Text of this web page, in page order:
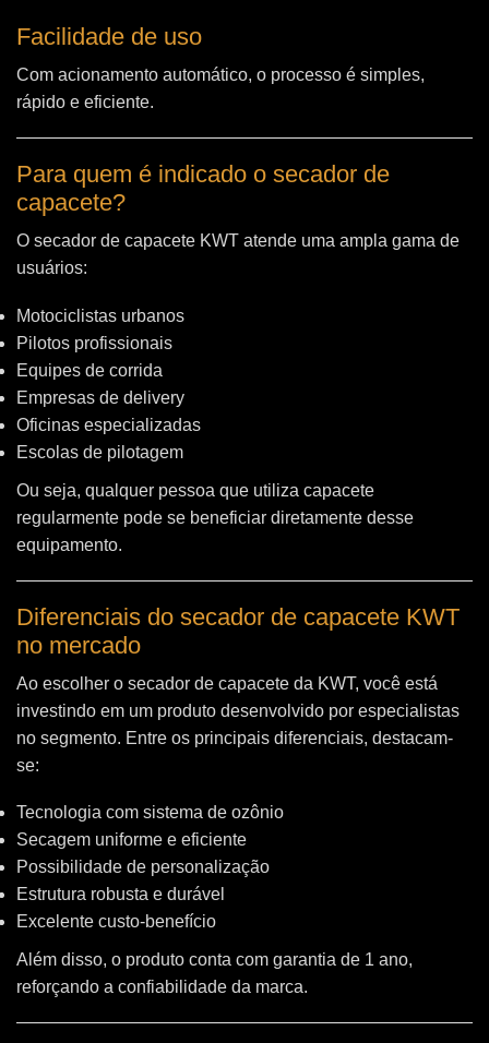
Facilidade de uso
Com acionamento automático, o processo é simples,
rápido e eficiente.
Para quem é indicado o secador de
capacete?
O secador de capacete KWT atende uma ampla gama de
usuários:
Motociclistas urbanos
Pilotos profissionais
Equipes de corrida
Empresas de delivery
Oficinas especializadas
Escolas de pilotagem
Ou seja, qualquer pessoa que utiliza capacete
regularmente pode se beneficiar diretamente desse
equipamento.
Diferenciais do secador de capacete KWT
no mercado
Ao escolher o secador de capacete da KWT, você está
investindo em um produto desenvolvido por especialistas
no segmento. Entre os principais diferenciais, destacam-
se:
Tecnologia com sistema de ozônio
Secagem uniforme e eficiente
Possibilidade de personalização
Estrutura robusta e durável
Excelente custo-benefício
Além disso, o produto conta com garantia de 1 ano,
reforçando a confiabilidade da marca.